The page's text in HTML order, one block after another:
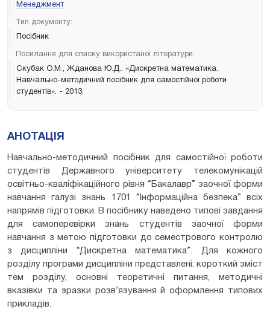
Менеджмент
Тип документу:
Посібник
Посилання для списку використаної літератури:
Скубак О.М., Жданова Ю.Д.. «Дискретна математика.
Навчально-методичний посібник для самостійної роботи
студентів». - 2013.
АНОТАЦІЯ
Навчально-методичний посібник для самостійної роботи
студентів Державного університету телекомунікацій
освітньо-кваліфікаційного рівня “Бакалавр” заочної форми
навчання галузі знань 1701 “Інформаційна безпека” всіх
напрямів підготовки. В посібнику наведено типові завдання
для самоперевірки знань студентів заочної форми
навчання з метою підготовки до семестрового контролю
з дисципліни “Дискретна математика”. Для кожного
розділу програми дисципліни представлені: короткий зміст
тем розділу, основні теоретичні питання, методичні
вказівки та зразки розв’язування й оформлення типових
прикладів.